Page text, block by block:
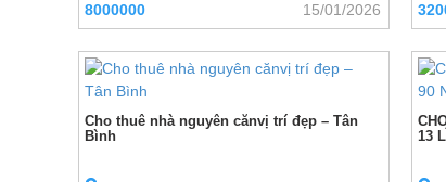
8000000 15/01/2026
Cho thuê nhà nguyên cănvị trí đẹp – Tân
Bình
13